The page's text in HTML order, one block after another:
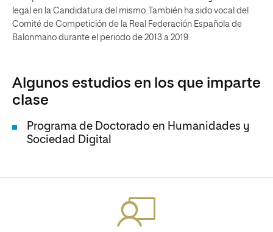
legal en la Candidatura del mismo .También ha sido vocal del
Comité de Competición de la Real Federación Española de
Balonmano durante el periodo de 2013 a 2019.
Algunos estudios en los que imparte
clase
Programa de Doctorado en Humanidades y
Sociedad Digital